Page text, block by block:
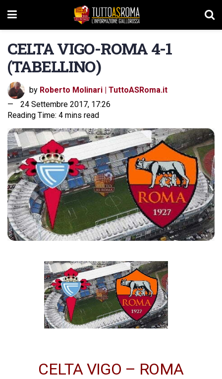
CELTA VIGO-ROMA 4-1
(TABELLINO)
by Roberto Molinari | TuttoASRoma.it
24 Settembre 2017, 17:26
Reading Time: 4 mins read
CELTA VIGO – ROMA